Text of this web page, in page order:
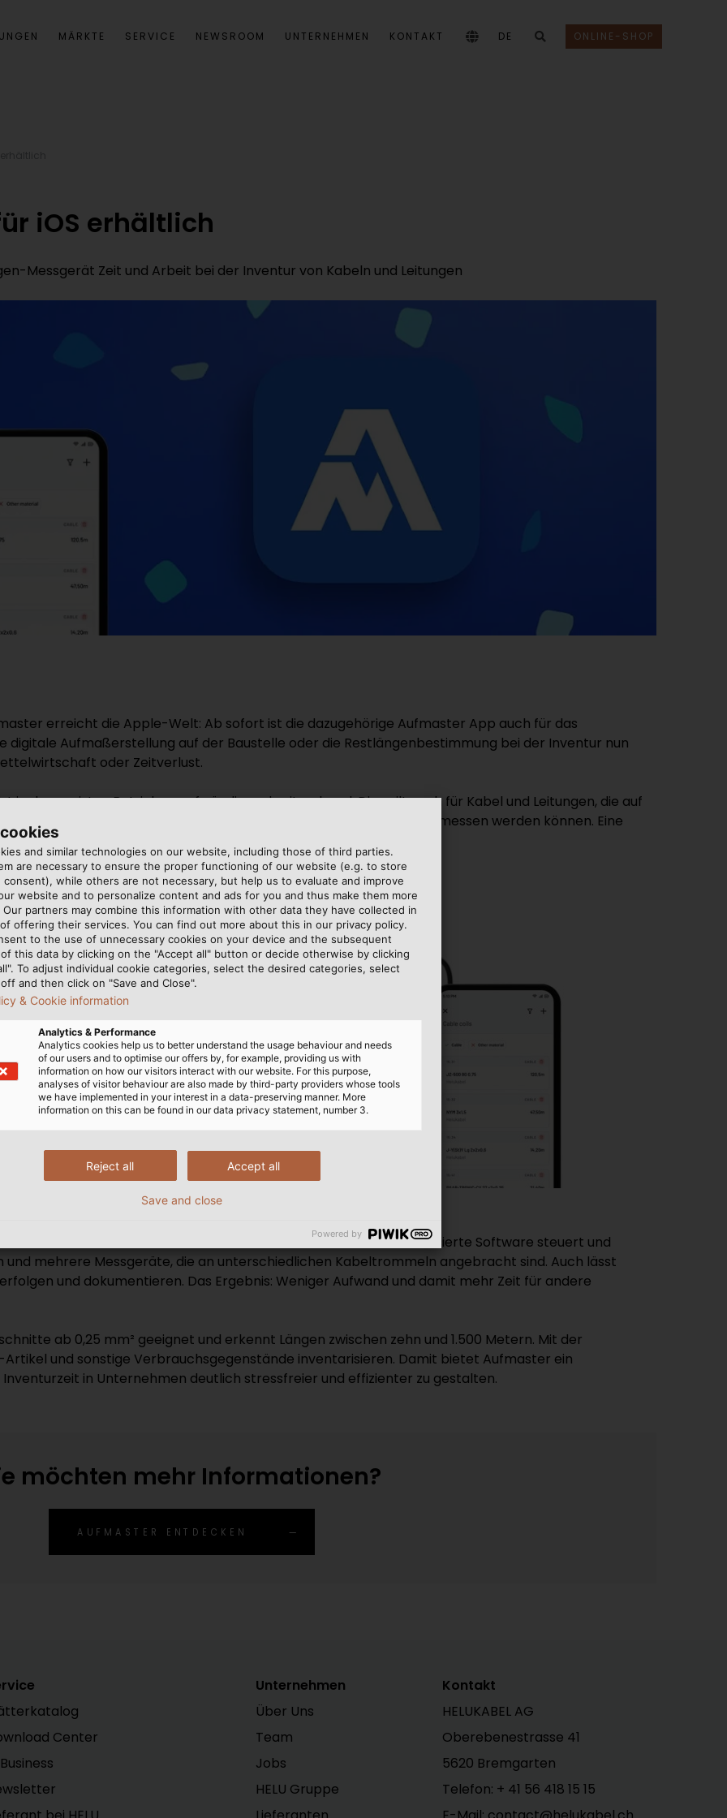
MÄRKTE SERVICE NEWSROOM UNTERNEHMEN KONTAKT DE ONLINE-SHOP
iOS erhältlich
Messgerät Zeit und Arbeit bei der Inventur von Kabeln und Leitungen
erreicht die Apple-Welt: Ab sofort ist die dazugehörige Aufmaster App auch für das
digitale Aufmaßerstellung auf der Baustelle oder die Restlängenbestimmung bei der Inventur nun
oder Zeitverlust.
in den meisten Betrieben aufwändig und zeitraubend. Dies gilt auch für Kabel und Leitungen, die auf
Längen von mehreren hundert Metern nicht ohne weiteres abgemessen werden können. Eine
es sei denn, man hat den richtigen Helfer zur Verfügung.
und
und
die Inventur von
zu vereinfachen und zu
Das Aufmaster-
des Kabels
das Kabel gewickelt
Gerät mit einem
und übermittelt
App. Der Bediener
übersichtlich alle
– ganz ohne lästiges
an den Unternehmens-Account bei Aufmaster. Die cloudbasierte Software steuert und
mehrere Messgeräte, die an unterschiedlichen Kabeltrommeln angebracht sind. Auch lässt
und dokumentieren. Das Ergebnis: Weniger Aufwand und damit mehr Zeit für andere
ab 0,25 mm² geeignet und erkennt Längen zwischen zehn und 1.500 Metern. Mit der
und sonstige Verbrauchsgegenstände inventarisieren. Damit bietet Aufmaster ein
in Unternehmen deutlich stressfreier und effizienter zu gestalten.
möchten mehr Informationen?
AUFMASTER ENTDECKEN
Center
Unternehmen
Über Uns
Team
Jobs
HELU Gruppe
Kontakt
HELUKABEL AG
Oberebenestrasse 41
5620 Bremgarten
Telefon: + 41 56 418 15 15
and similar technologies on our website, including those of third parties.
are necessary to ensure the proper functioning of our website (e.g. to store
consent), while others are not necessary, but help us to evaluate and improve
website and to personalize content and ads for you and thus make them more
partners may combine this information with other data they have collected in
offering their services. You can find out more about this in our privacy policy.
to the use of unnecessary cookies on your device and the subsequent
this data by clicking on the "Accept all" button or decide otherwise by clicking
To adjust individual cookie categories, select the desired categories, select
and then click on "Save and Close".
& Cookie information
Analytics & Performance
Analytics cookies help us to better understand the usage behaviour and needs
of our users and to optimise our offers by, for example, providing us with
information on how our visitors interact with our website. For this purpose,
analyses of visitor behaviour are also made by third-party providers whose tools
we have implemented in your interest in a data-preserving manner. More
information on this can be found in our data privacy statement, number 3.
Accept all
Reject all
Save and close
Powered by